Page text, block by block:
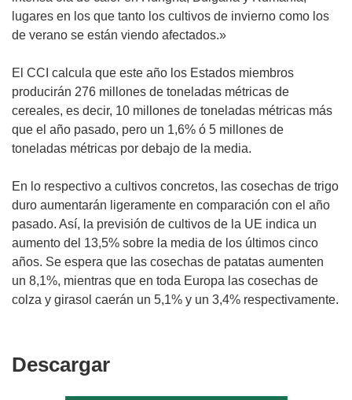
lugares en los que tanto los cultivos de invierno como los
de verano se están viendo afectados.»
El CCI calcula que este año los Estados miembros
producirán 276 millones de toneladas métricas de
cereales, es decir, 10 millones de toneladas métricas más
que el año pasado, pero un 1,6% ó 5 millones de
toneladas métricas por debajo de la media.
En lo respectivo a cultivos concretos, las cosechas de trigo
duro aumentarán ligeramente en comparación con el año
pasado. Así, la previsión de cultivos de la UE indica un
aumento del 13,5% sobre la media de los últimos cinco
años. Se espera que las cosechas de patatas aumenten
un 8,1%, mientras que en toda Europa las cosechas de
colza y girasol caerán un 5,1% y un 3,4% respectivamente.
DescargarDescargar